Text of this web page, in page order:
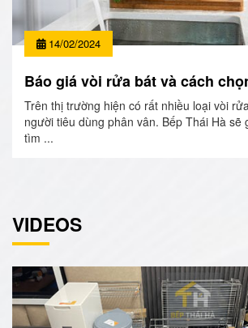
14/02/2024
Báo giá vòi rửa bát và cách
Trên thị trường hiện có rất nhiều loại vòi
người tiêu dùng phân vân. Bếp Thái Hà sẽ
tìm ...
VIDEOS